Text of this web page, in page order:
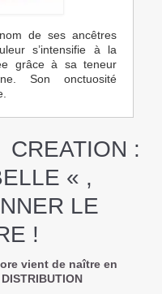
de ses ancêtres
s’intensifie à la
grâce à sa teneur
Son onctuosité
:
« ,
LE
!
vient de naître en